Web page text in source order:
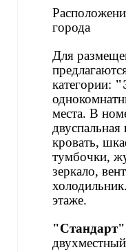
города
Для
категории:
места. В
двуспальная
кровать,
тумбочки,
зеркало,
этаже.
"Стандарт"